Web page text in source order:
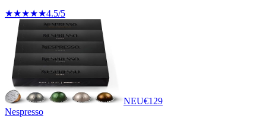
★★★★★4.5/5
NEU€129
Nespresso